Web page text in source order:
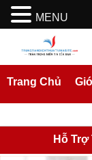
Trang Chủ
Hỗ
MENU